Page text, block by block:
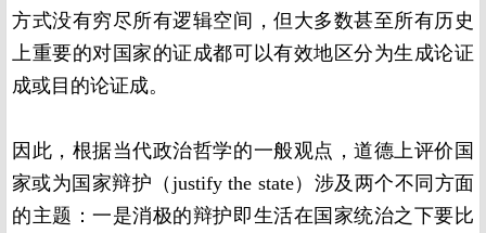
方式没有穷尽所有逻辑空间，但大多数甚至所有历史
上重要的对国家的证成都可以有效地区分为生成论证
成或目的论证成。
因此，根据当代政治哲学的一般观点，道德上评价国
家或为国家辩护（justify the state）涉及两个不同方面
的主题：一是消极的辩护即生活在国家统治之下要比